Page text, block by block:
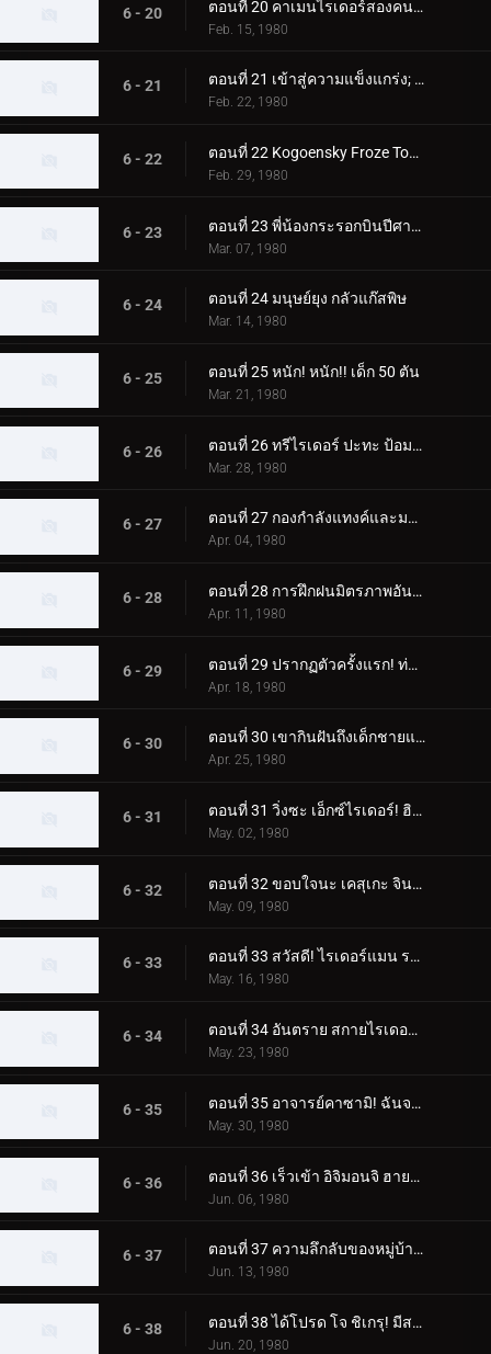
6 - 20 ตอนที่ 20 คาเมนไรเดอร์สองคนซึ่งเป็นอีกคนหนึ่ง
Feb. 15, 1980
6 - 21 ตอนที่ 21 เข้าสู่ความแข็งแกร่ง; สองคนขี่ปะทะ สัตว์ประหลาดที่น่าเกรงขามสองตัว
Feb. 22, 1980
6 - 22 ตอนที่ 22 Kogoensky Froze Tokyo 5 วินาทีที่แล้ว
Feb. 29, 1980
6 - 23 ตอนที่ 23 พี่น้องกระรอกบินปีศาจและนักขี่สองคน
Mar. 07, 1980
6 - 24 ตอนที่ 24 มนุษย์ยุง กลัวแก๊สพิษ
Mar. 14, 1980
6 - 25 ตอนที่ 25 หนัก! หนัก!! เด็ก 50 ตัน
Mar. 21, 1980
6 - 26 ตอนที่ 26 ทรีไรเดอร์ ปะทะ ป้อมปราการโรงเรียนของนีโอช็อคเกอร์
Mar. 28, 1980
6 - 27 ตอนที่ 27 กองกำลังแทงค์และมอนสเตอร์ เจเนอเรชั่นที่ 2 เต็มกำลังของนักขี่ทั้งแปดคน
Apr. 04, 1980
6 - 28 ตอนที่ 28 การฝึกฝนมิตรภาพอันยิ่งใหญ่ของนักขี่ทั้งแปด
Apr. 11, 1980
6 - 29 ตอนที่ 29 ปรากฏตัวครั้งแรก! ท่าจบที่เสริมความแข็งแกร่งของ Skyrider
Apr. 18, 1980
6 - 30 ตอนที่ 30 เขากินฝันถึงเด็กชายแปลกหน้าที่มาจากอเมซอน
Apr. 25, 1980
6 - 31 ตอนที่ 31 วิ่งซะ เอ็กซ์ไรเดอร์! ฮิโรชิ สึคุบะ! อย่าตาย!!
May. 02, 1980
6 - 32 ตอนที่ 32 ขอบใจนะ เคสุเกะ จิน! ทิ้งการโจมตีครั้งสุดท้ายไว้ที่ฉัน!!
May. 09, 1980
6 - 33 ตอนที่ 33 สวัสดี! ไรเดอร์แมน ระวังเนซึระแมนด้วย
May. 16, 1980
6 - 34 ตอนที่ 34 อันตราย สกายไรเดอร์! เขามาแล้ว! คาซามิ ชิโระ!!
May. 23, 1980
6 - 35 ตอนที่ 35 อาจารย์คาซามิ! ฉันจะจับแก๊งปลาหมึกยักษ์!!
May. 30, 1980
6 - 36 ตอนที่ 36 เร็วเข้า อิจิมอนจิ ฮายาโตะ! ช่วยคนติดต้นไม้!!
Jun. 06, 1980
6 - 37 ตอนที่ 37 ความลึกลับของหมู่บ้านนาคีรี! ฮิโรชิติดอยู่บนต้นไม้ด้วยหรือเปล่า
Jun. 13, 1980
6 - 38 ตอนที่ 38 ได้โปรด โจ ชิเกรุ! มีสถานที่ฝึกบังคับบัญชาที่มีเงินเดือนหนึ่งล้านเยน
Jun. 20, 1980